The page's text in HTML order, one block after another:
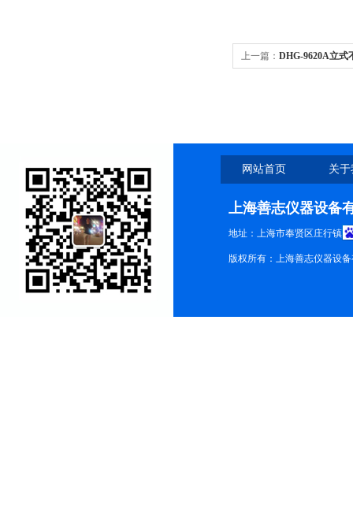
上一篇： DHG-9620A立式
网站首页 关
上海善志仪器设备
地址：上海市奉贤区庄行镇
版权所有：上海善志仪器设